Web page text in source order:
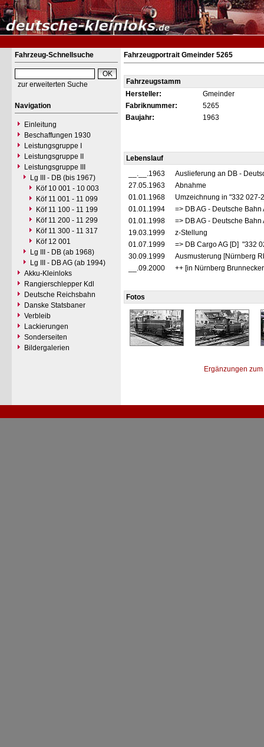
Fahrzeug-Schnellsuche
zur erweiterten Suche
Navigation
Einleitung
Beschaffungen 1930
Leistungsgruppe I
Leistungsgruppe II
Leistungsgruppe III
Lg III - DB (bis 1967)
Köf 10 001 - 10 003
Köf 11 001 - 11 099
Köf 11 100 - 11 199
Köf 11 200 - 11 299
Köf 11 300 - 11 317
Köf 12 001
Lg III - DB (ab 1968)
Lg III - DB AG (ab 1994)
Akku-Kleinloks
Rangierschlepper Kdl
Deutsche Reichsbahn
Danske Statsbaner
Verbleib
Lackierungen
Sonderseiten
Bildergalerien
Fahrzeugportrait Gmeinder 5265
Fahrzeugstamm
Hersteller:
Gmeinder
Fabriknummer:
5265
Baujahr:
1963
Lebenslauf
__.__.1963
Auslieferung an DB -
27.05.1963
Abnahme
01.01.1968
Umzeichnung in "332 027-
01.01.1994
=> DB AG - Deutsche
01.01.1998
=> DB AG - Deutsche
19.03.1999
z-Stellung
01.07.1999
=> DB Cargo AG [D] "332
30.09.1999
Ausmusterung [Nürnberg
__.09.2000
++ [in Nürnberg
Fotos
Ergänzungen